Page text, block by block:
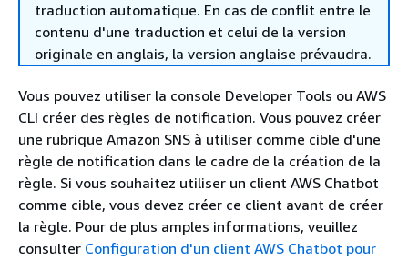
traduction automatique. En cas de conflit entre le
contenu d'une traduction et celui de la version
originale en anglais, la version anglaise prévaudra.
Vous pouvez utiliser la console Developer Tools ou AWS
CLI créer des règles de notification. Vous pouvez créer
une rubrique Amazon SNS à utiliser comme cible d'une
règle de notification dans le cadre de la création de la
règle. Si vous souhaitez utiliser un client AWS Chatbot
comme cible, vous devez créer ce client avant de créer
la règle. Pour de plus amples informations, veuillez
consulter Configuration d'un client AWS Chatbot pour